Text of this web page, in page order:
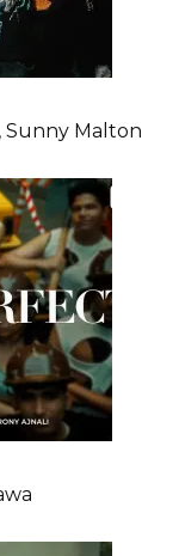
Sunny Malton